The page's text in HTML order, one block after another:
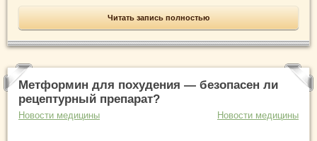
Читать запись полностью
Метформин для похудения — безопасен ли
рецептурный препарат?
Новости медицины Новости медицины